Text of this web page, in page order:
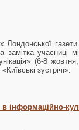
Лондонської
замітка учасниці
(6-8
зустрічі».
інформаційно-